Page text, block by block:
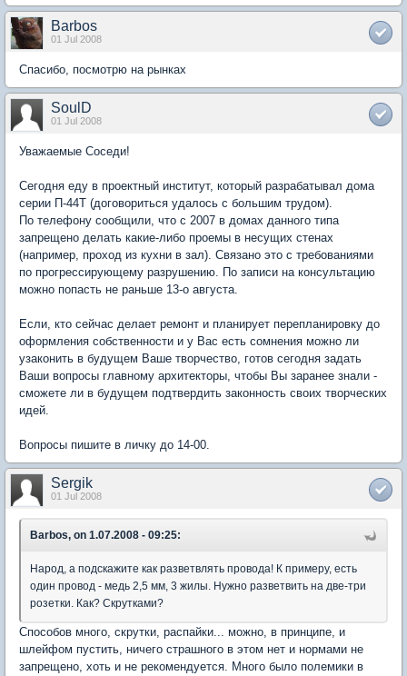
Barbos
01 Jul 2008
Спасибо, посмотрю на рынках
SoulD
01 Jul 2008
Уважаемые Соседи!
Сегодня еду в проектный институт, который разрабатывал дома
серии П-44Т (договориться удалось с большим трудом).
По телефону сообщили, что с 2007 в домах данного типа
запрещено делать какие-либо проемы в несущих стенах
(например, проход из кухни в зал). Связано это с требованиями
по прогрессирующему разрушению. По записи на консультацию
можно попасть не раньше 13-о августа.
Если, кто сейчас делает ремонт и планирует перепланировку до
оформления собственности и у Вас есть сомнения можно ли
узаконить в будущем Ваше творчество, готов сегодня задать
Ваши вопросы главному архитекторы, чтобы Вы заранее знали -
сможете ли в будущем подтвердить законность своих творческих
идей.
Вопросы пишите в личку до 14-00.
Sergik
01 Jul 2008
Barbos, on 1.07.2008 - 09:25:
Народ, а подскажите как разветвлять провода! К примеру, есть
один провод - медь 2,5 мм, 3 жилы. Нужно разветвить на две-три
розетки. Как? Скрутками?
Способов много, скрутки, распайки... можно, в принципе, и
шлейфом пустить, ничего страшного в этом нет и нормами не
запрещено, хоть и не рекомендуется. Много было полемики в